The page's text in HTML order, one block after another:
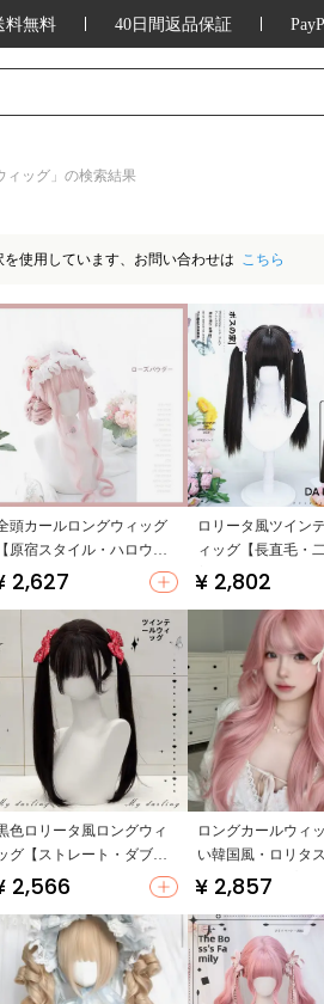
品、キッチン用
料無料 40日間返品保証
ィッグ」の検索結果
使用しています、お問い合わせは こちら
頭カールロングウィッグ
【原宿スタイル・ハロウィ
・日常使い】
2,627
ロリータ風ツイン
ィッグ【長直毛・
美顔効果】
¥ 2,802
色ロリータ風ロングウィ
グ【ストレート・ダブル
イル・フルヘッドカバ
2,566
ロングカールウィ
い韓国風・ロリタ
ル・全頭タイプ】
¥ 2,857